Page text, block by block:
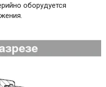
оборудуется